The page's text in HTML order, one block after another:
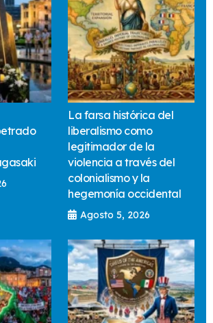
La farsa histórica del
liberalismo como
legitimador de la
violencia a través del
colonialismo y la
hegemonía occidental
Agosto 5, 2026